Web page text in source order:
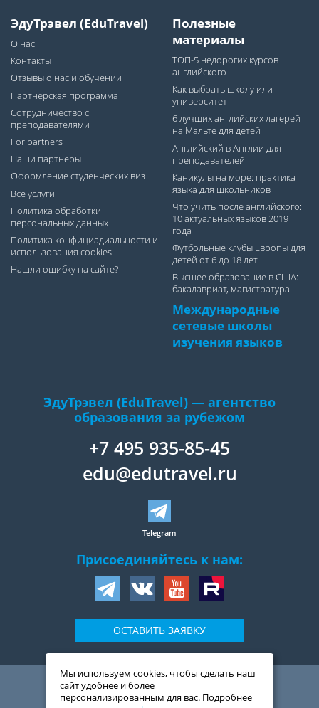
ЭдуТрэвел (EduTravel)
О нас
Контакты
Отзывы о нас и обучении
Партнерская программа
Сотрудничество с
преподавателями
For partners
Наши партнеры
Оформление студенческих виз
Все услуги
Политика обработки
персональных данных
Политика конфициадиальности и
использования cookies
Нашли ошибку на сайте?
Полезные
материалы
ТОП-5 недорогих курсов
английского
Как выбрать школу или
университет
6 лучших английских лагерей
на Мальте для детей
Английский в Англии для
преподавателей
Каникулы на море: практика
языка для школьников
Что учить после английского:
10 актуальных языков 2019
года
Футбольные клубы Европы для
детей от 6 до 18 лет
Высшее образование в США:
бакалавриат, магистратура
Международные
сетевые школы
изучения языков
ЭдуТрэвел (EduTravel) — агентство
образования за рубежом
+7 495 935-85-45
edu@edutravel.ru
Telegram
Присоединяйтесь к нам:
ОСТАВИТЬ ЗАЯВКУ
109044,Россия,Москва,
ул. Воронцовская, д. 20,
2-й подъезд, 1-ый этаж
Мы используем cookies, чтобы сделать наш
сайт удобнее и более
персонализированным для вас. Подробнее